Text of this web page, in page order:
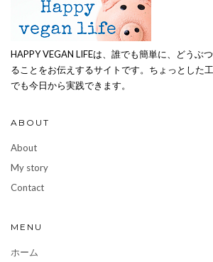
HAPPY VEGAN LIFEは、誰でも簡単に、どうぶ
ることをお伝えするサイトです。ちょっとした
でも今日から実践できます。
ABOUT
About
My story
Contact
MENU
ホーム